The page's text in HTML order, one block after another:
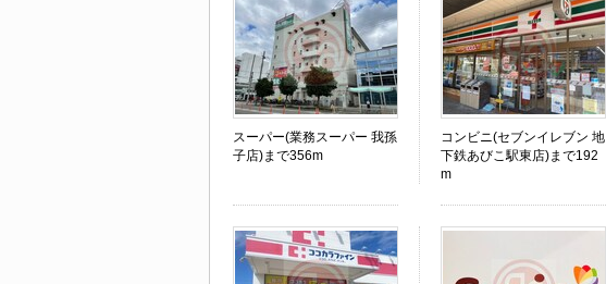
スーパー(業務スーパー 我孫
子店)まで356m
コンビニ(セブンイレブン 地
下鉄あびこ駅東店)まで192
m